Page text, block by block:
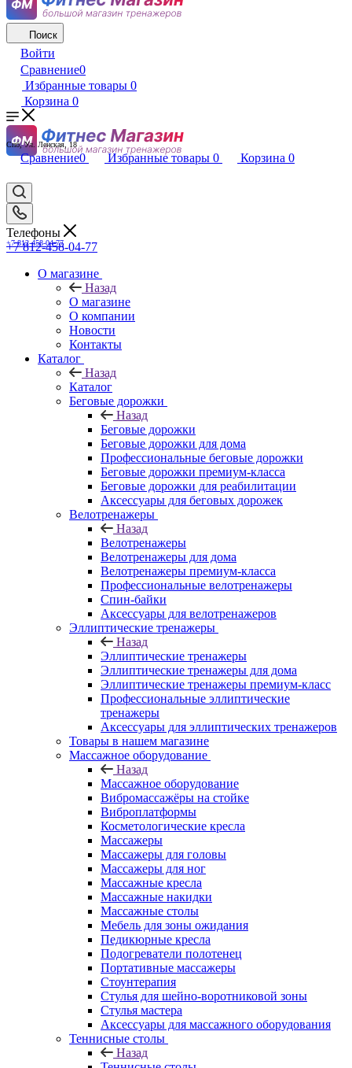
Поиск
Войти
Сравнение0
Избранные товары 0
Корзина 0
Спб, Ул. Ленская, 18
Сравнение0 Избранные товары 0 Корзина 0
+7 812-458-04-77
Телефоны
+7 812-458-04-77
О магазине
Назад
О магазине
О компании
Новости
Контакты
Каталог
Назад
Каталог
Беговые дорожки
Назад
Беговые дорожки
Беговые дорожки для дома
Профессиональные беговые дорожки
Беговые дорожки премиум-класса
Беговые дорожки для реабилитации
Аксессуары для беговых дорожек
Велотренажеры
Назад
Велотренажеры
Велотренажеры для дома
Велотренажеры премиум-класса
Профессиональные велотренажеры
Спин-байки
Аксессуары для велотренажеров
Эллиптические тренажеры
Назад
Эллиптические тренажеры
Эллиптические тренажеры для дома
Эллиптические тренажеры премиум-класс
Профессиональные эллиптические
тренажеры
Аксессуары для эллиптических тренажеров
Товары в нашем магазине
Массажное оборудование
Назад
Массажное оборудование
Вибромассажёры на стойке
Виброплатформы
Косметологические кресла
Массажеры
Массажеры для головы
Массажеры для ног
Массажные кресла
Массажные накидки
Массажные столы
Мебель для зоны ожидания
Педикюрные кресла
Подогреватели полотенец
Портативные массажеры
Стоунтерапия
Стулья для шейно-воротниковой зоны
Стулья мастера
Аксессуары для массажного оборудования
Теннисные столы
Назад